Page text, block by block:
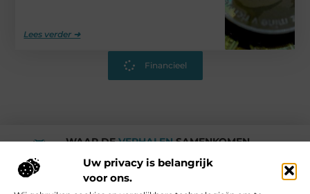
Uw privacy is belangrijk
voor ons.
Lees verder ➜
Financieel
WAAR DEVERHALENSAMENKOMEN.